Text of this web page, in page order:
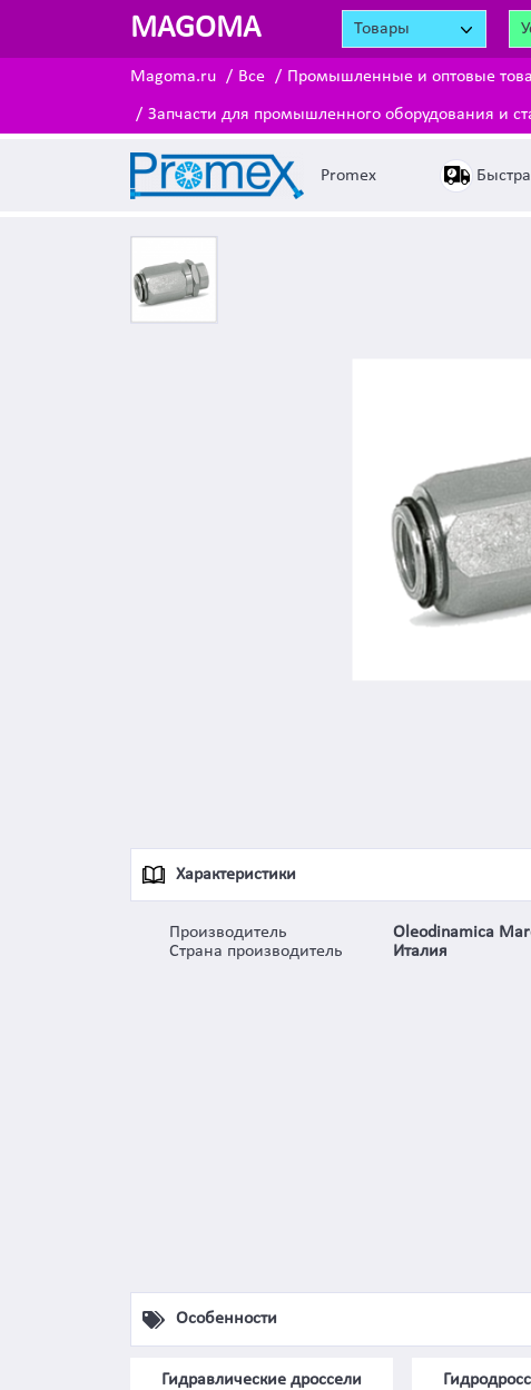
MAGOMA Товары
Magoma.ru Все Промышленные и оптовые
Запчасти для промышленного оборудования и
Promex
Характеристики
Производитель
Oleodinamica
Страна производитель
Италия
Особенности
Гидравлические дроссели